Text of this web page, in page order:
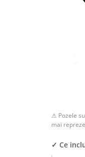
Rame adaptoare
Rame adaptoare
Rame adaptoare Isuzu
Rame adaptoare
⚠ Pozele
mai
✓ Ce